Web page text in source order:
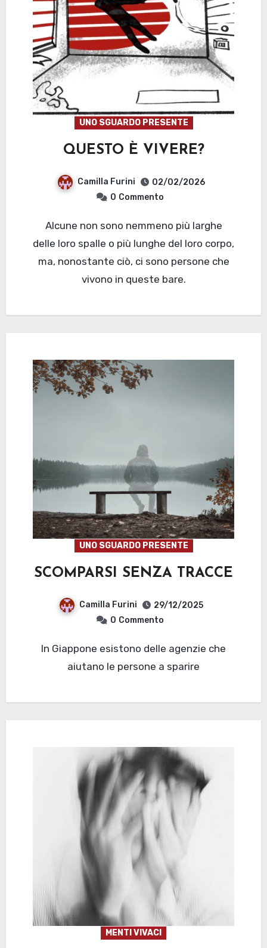
UNO SGUARDO PRESENTE
QUESTO È VIVERE?
Camilla Furini
02/02/2026
0 Commento
Alcune non sono nemmeno più larghe
delle loro spalle o più lunghe del loro corpo,
ma, nonostante ciò, ci sono persone che
vivono in queste bare.
UNO SGUARDO PRESENTE
SCOMPARSI SENZA TRACCE
Camilla Furini
29/12/2025
0 Commento
In Giappone esistono delle agenzie che
aiutano le persone a sparire
MENTI VIVACI